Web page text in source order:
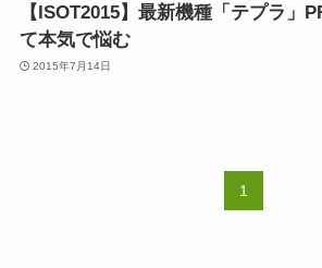
【ISOT2015】最新機種「テプラ」
て本気で悩む
2015年7月14日
1